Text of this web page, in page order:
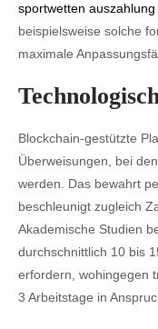
sportwetten
beispielsweise solche
maximale
Blockchain-gestützte
Überweisungen, bei
werden. Das bewahrt
beschleunigt zugleich
Akademische Studien
durchschnittlich 10 bis
erfordern, wohingegen
3 Arbeitstage in